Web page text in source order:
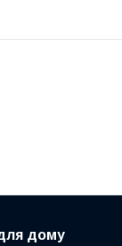
дому